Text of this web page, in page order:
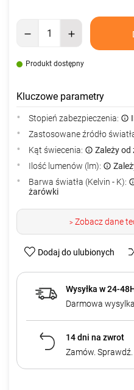
Produkt dostępny
Kluczowe parametry
Stopień zabezpieczenia:
Zastosowane źródło
Kąt świecenia:
Zależy
Ilość lumenów (lm):
Barwa światła (Kelvin - K):
żarówki
>Zobacz dane
Dodaj do ulubionych
Wysyłka w 24-
Darmowa
14 dni na zwrot
Zamów. Sprawdź.